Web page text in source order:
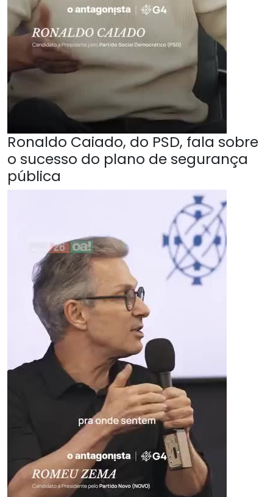
Ronaldo Caiado, do PSD, fala sobre
o sucesso do plano de segurança
pública